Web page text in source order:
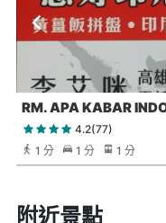
RM. APA KABAR
4.2(77)
1 分
1 分 1 分
附近景點